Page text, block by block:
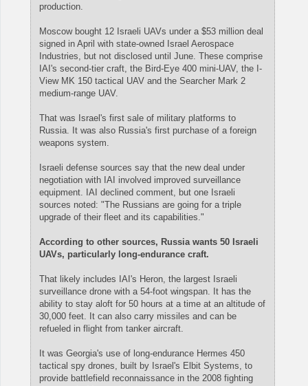
production.
Moscow bought 12 Israeli UAVs under a $53 million deal
signed in April with state-owned Israel Aerospace
Industries, but not disclosed until June. These comprise
IAI's second-tier craft, the Bird-Eye 400 mini-UAV, the I-
View MK 150 tactical UAV and the Searcher Mark 2
medium-range UAV.
That was Israel's first sale of military platforms to
Russia. It was also Russia's first purchase of a foreign
weapons system.
Israeli defense sources say that the new deal under
negotiation with IAI involved improved surveillance
equipment. IAI declined comment, but one Israeli
sources noted: "The Russians are going for a triple
upgrade of their fleet and its capabilities."
According to other sources, Russia wants 50 Israeli
UAVs, particularly long-endurance craft.
That likely includes IAI's Heron, the largest Israeli
surveillance drone with a 54-foot wingspan. It has the
ability to stay aloft for 50 hours at a time at an altitude of
30,000 feet. It can also carry missiles and can be
refueled in flight from tanker aircraft.
It was Georgia's use of long-endurance Hermes 450
tactical spy drones, built by Israel's Elbit Systems, to
provide battlefield reconnaissance in the 2008 fighting